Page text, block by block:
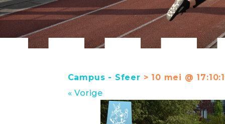
Campus - Sfeer > 10 mei @
« Vorige